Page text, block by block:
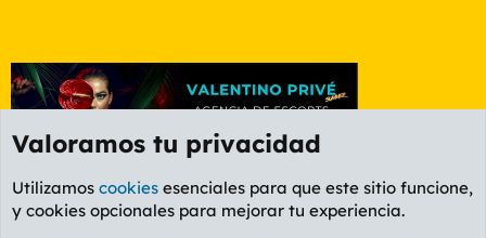
Etiquetas
Valoramos tu privacidad
Utilizamos cookies esenciales para que este sitio funcione,
y cookies opcionales para mejorar tu experiencia.